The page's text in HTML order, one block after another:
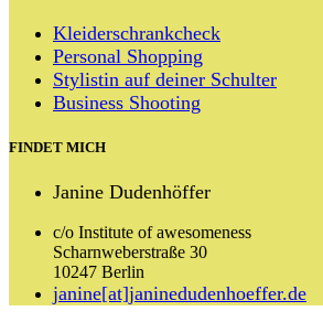
Kleiderschrankcheck
Personal Shopping
Stylistin auf deiner Schulter
Business Shooting
FINDET MICH
Janine Dudenhöffer
c/o Institute of awesomeness
Scharnweberstraße 30
10247 Berlin
janine[at]janinedudenhoeffer.de